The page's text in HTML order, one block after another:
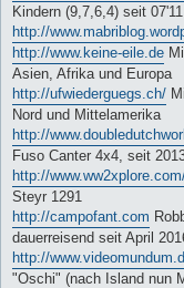
Kindern (9,7,6,4) seit
http://
http://www.keine-eile.de
Asien, Afrika und Europa
http://ufwiederguegs.ch/
Nord und Mittelamerika
http://
Fuso Canter 4x4, seit
http://
Steyr 1291
http://campofant.com
dauerreisend seit April
http://
"Oschi" (nach Island nun